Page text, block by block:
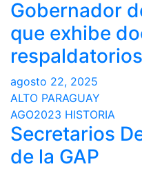
Gobernador
que exhibe
agosto 22, 2025
ALTO PARAGUAY
AGO2023 HISTORIA
Secretarios
de la GAP